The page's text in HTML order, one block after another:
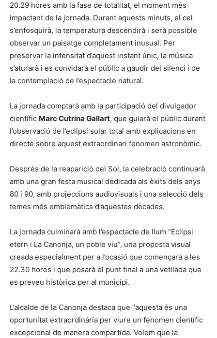
20.29 hores amb la fase de totalitat, el moment més
impactant de la jornada. Durant aquests minuts, el cel
s’enfosquirà, la temperatura descendirà i serà possible
observar un paisatge completament inusual. Per
preservar la intensitat d’aquest instant únic, la música
s’aturarà i es convidarà el públic a gaudir del silenci i de
la contemplació de l’espectacle natural.
La jornada comptarà amb la participació del divulgador
científic Marc Cutrina Gallart, que guiarà el públic durant
l’observació de l’eclipsi solar total amb explicacions en
directe sobre aquest extraordinari fenomen astronòmic.
Després de la reaparició del Sol, la celebració continuarà
amb una gran festa musical dedicada als èxits dels anys
80 i 90, amb projeccions audiovisuals i una selecció dels
temes més emblemàtics d’aquestes dècades.
La jornada culminarà amb l’espectacle de llum “Eclipsi
etern i La Canonja, un poble viu”, una proposta visual
creada especialment per a l’ocasió que començarà a les
22.30 hores i que posarà el punt final a una vetllada que
es preveu històrica per al municipi.
L’alcalde de la Canonja destaca que “aquesta és una
oportunitat extraordinària per viure un fenomen científic
excepcional de manera compartida. Volem que la